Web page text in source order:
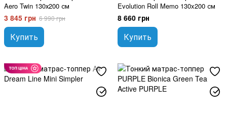
Aero Twin 130х200 см
3 845 грн 6 990 грн
Купить
Evolution Roll Memo 130x200 см
8 660 грн
Купить